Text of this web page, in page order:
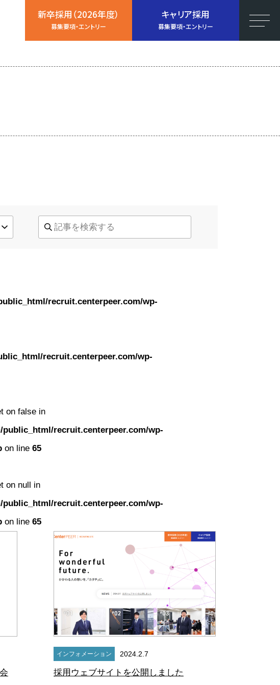
新卒採用（2026年度）
募集要項・エントリー
キャリア採用
募集要項・エントリー
recruit.centerpeer.com/wp-
recruit.centerpeer.com/wp-
on false in
public_html/recruit.centerpeer.com/wp-
on line65
on null in
public_html/recruit.centerpeer.com/wp-
on line65
インフォメーション 2024.2.7
採用ウェブサイトを公開しました